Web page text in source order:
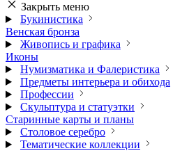
Закрыть меню
Букинистика
Венская бронза
Живопись и графика
Иконы
Нумизматика и Фалеристика
Предметы интерьера и обихода
Профессии
Скульптура и статуэтки
Старинные карты и планы
Столовое серебро
Тематические коллекции